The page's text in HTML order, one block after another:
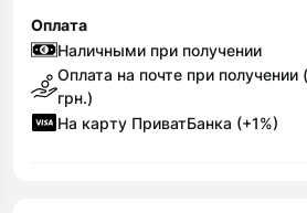
Оплата
Наличными при получении
Оплата на почте при получении
грн.)
На карту ПриватБанка (+1%)